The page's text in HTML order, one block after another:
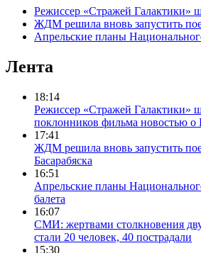
Режиссер «Стражей Галактики»
ЖДМ решила вновь запустить
Апрельские планы
Лента
18:14
Режиссер «Стражей Галактики»
поклонников фильма новостью о
17:41
ЖДМ решила вновь запустить
Басарабяска
16:51
Апрельские планы
балета
16:07
СМИ: жертвами столкновения
стали 20 человек, 40 пострадали
15:30